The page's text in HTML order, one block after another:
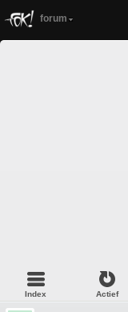
forum
Index Actief